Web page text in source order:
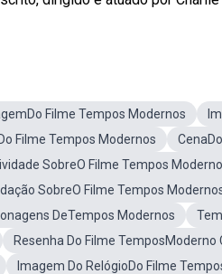
Filme Tempos Modernos
Filme Tempos Modernos
SobreO Filme Tempos
SobreO Filme Tempos
DeTempos Modernos
Resenha Do Filme TemposModerno
Imagem Do RelógioDo Filme